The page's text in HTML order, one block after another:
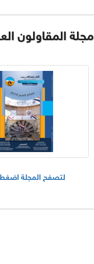
مجلة المقاولون
لتصفح المجلة